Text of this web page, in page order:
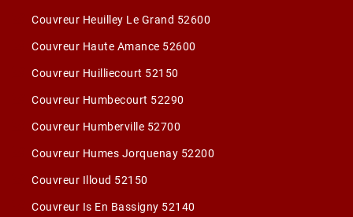
Couvreur Heuilley Le Grand 52600
Couvreur Haute Amance 52600
Couvreur Huilliecourt 52150
Couvreur Humbecourt 52290
Couvreur Humberville 52700
Couvreur Humes Jorquenay 52200
Couvreur Illoud 52150
Couvreur Is En Bassigny 52140